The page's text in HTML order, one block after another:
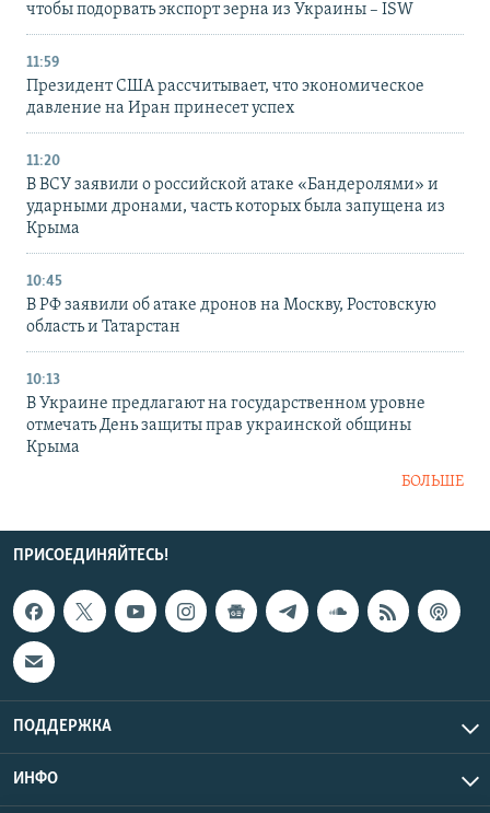
чтобы подорвать экспорт зерна из Украины – ISW
11:59
Президент США рассчитывает, что экономическое
давление на Иран принесет успех
11:20
В ВСУ заявили о российской атаке «Бандеролями» и
ударными дронами, часть которых была запущена из
Крыма
10:45
В РФ заявили об атаке дронов на Москву, Ростовскую
область и Татарстан
10:13
В Украине предлагают на государственном уровне
отмечать День защиты прав украинской общины
Крыма
БОЛЬШЕ
ПРИСОЕДИНЯЙТЕСЬ!
ПОДДЕРЖКА
ИНФО